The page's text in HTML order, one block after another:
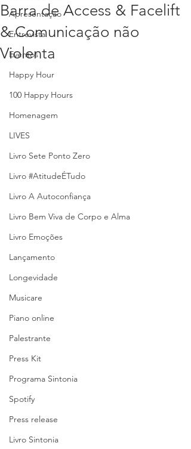
Apresentação
Entrevista
Eventos
Happy Hour
100 Happy Hours
Homenagem
LIVES
Livro Sete Ponto Zero
Livro #AtitudeÉTudo
Livro A Autoconfiança
Livro Bem Viva de Corpo e Alma
Livro Emoções
Lançamento
Longevidade
Musicare
Piano online
Palestrante
Press Kit
Programa Sintonia
Spotify
Press release
Livro Sintonia
Barra de Access & Facelift
& Comunicação não
Violenta